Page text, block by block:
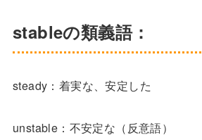
stableの類義語：
steady：着実な、安定した
unstable：不安定な（反意語）